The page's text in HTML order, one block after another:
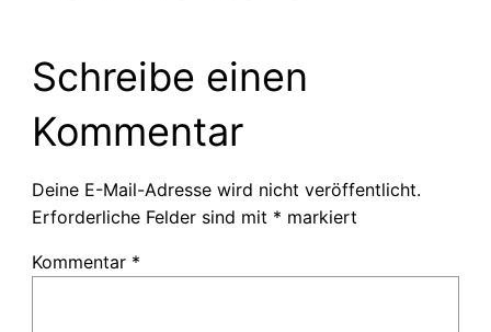
Schreibe einen
Kommentar
Deine E-Mail-Adresse wird nicht veröffentlicht.
Erforderliche Felder sind mit * markiert
Kommentar *